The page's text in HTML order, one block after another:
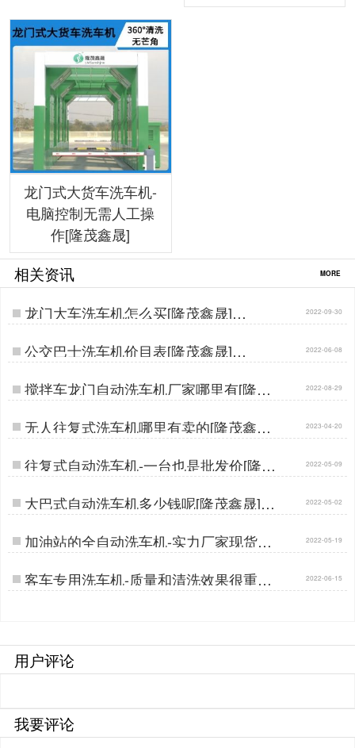
龙门式大货车洗车机-
电脑控制无需人工操
作[隆茂鑫晟]
相关资讯 MORE
龙门大车洗车机怎么买[隆茂鑫晟]… 2022-09-30
公交巴士洗车机价目表[隆茂鑫晟]… 2022-06-08
搅拌车龙门自动洗车机厂家哪里有[隆茂
鑫晟]…
2022-08-29
无人往复式洗车机哪里有卖的[隆茂鑫晟]
…
2023-04-20
往复式自动洗车机-一台也是批发价[隆茂
鑫晟]…
2022-05-09
大巴式自动洗车机多少钱呢[隆茂鑫晟]… 2022-05-02
加油站的全自动洗车机-实力厂家现货直
供[隆茂鑫晟]…
2022-05-19
客车专用洗车机-质量和清洗效果很重要
[隆茂鑫晟]…
2022-06-15
用户评论
我要评论